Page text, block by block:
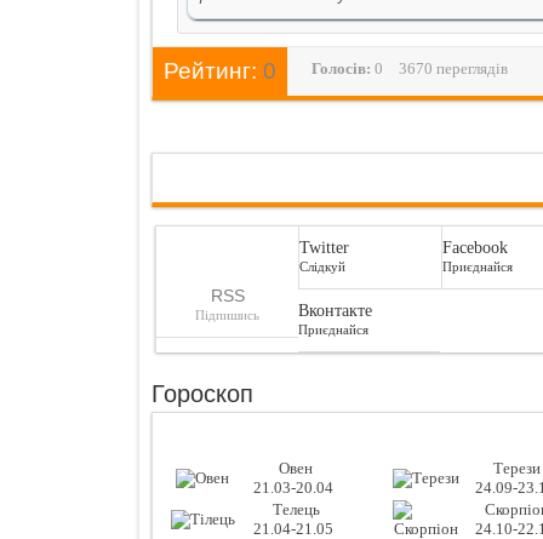
Рейтинг: 0 Голосiв: 0 3670 переглядів
RSS
Підпишись
Twitter
Слідкуй
Facebook
Приєднайся
Вконтакте
Приєднайся
Гороскоп
Овен
21.03-20.04
Терези
24.09-
Телець
21.04-21.05
24.10-